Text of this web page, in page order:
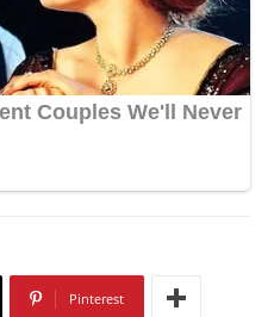
Pinterest